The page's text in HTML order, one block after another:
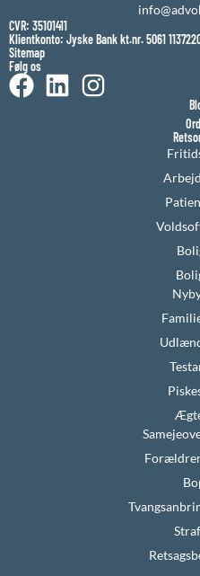
CVR: 35101411
Klientkonto: Jyske Bank kt.nr. 5061
Sitemap
Følg os